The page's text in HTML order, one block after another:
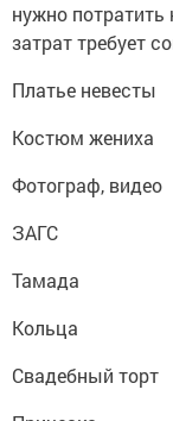
нужно потратить
затрат требует
Платье невесты
Костюм жениха
Фотограф, видео
ЗАГС
Тамада
Кольца
Свадебный торт